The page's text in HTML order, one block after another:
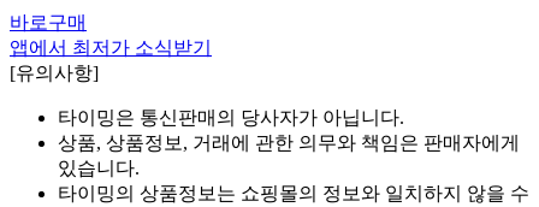
바로구매
앱에서 최저가 소식받기
[유의사항]
타이밍은 통신판매의 당사자가 아닙니다.
상품, 상품정보, 거래에 관한 의무와 책임은 판매자에게
있습니다.
타이밍의 상품정보는 쇼핑몰의 정보와 일치하지 않을 수